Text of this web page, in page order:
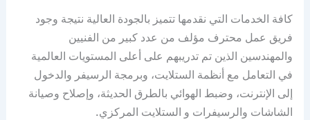
كافة الخدمات التي نقدمها تتميز بالجودة العالية نتيجة وجود
فريق عمل محترف مؤلف من عدد كبير من الفنيين
والمهندسين الذين تم تدريبهم على أعلى المستويات العالمية
في التعامل مع أنظمة الستلايت، وبرمجة الرسيفر والدخول
إلى الإنترنت، وضبط الهوائي بالطرق الحديثة، وإصلاح وصيانة
الشاشات والرسيفرات و الستلايت المركزي.